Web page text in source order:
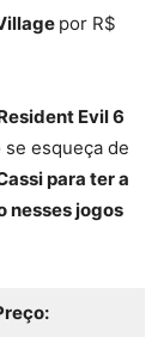
por R$
Evil 6
esqueça de
para ter a
nesses jogos